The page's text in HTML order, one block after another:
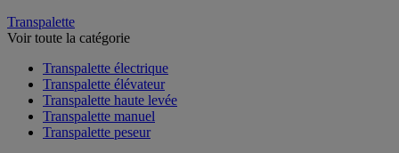
Transpalette
Voir toute la catégorie
Transpalette électrique
Transpalette élévateur
Transpalette haute levée
Transpalette manuel
Transpalette peseur